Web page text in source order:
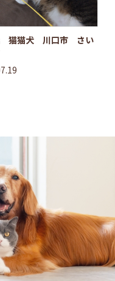
猫猫犬 川口市 さい